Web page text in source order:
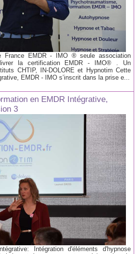
France EMDR - IMO ® seule association
la certification EMDR - IMO® . Un
CHTIP, IN-DOLORE et Hypnotim Cette
EMDR - IMO s’inscrit dans la prise e...
en EMDR Intégrative,
3
Intégration d'éléments d'hypnose